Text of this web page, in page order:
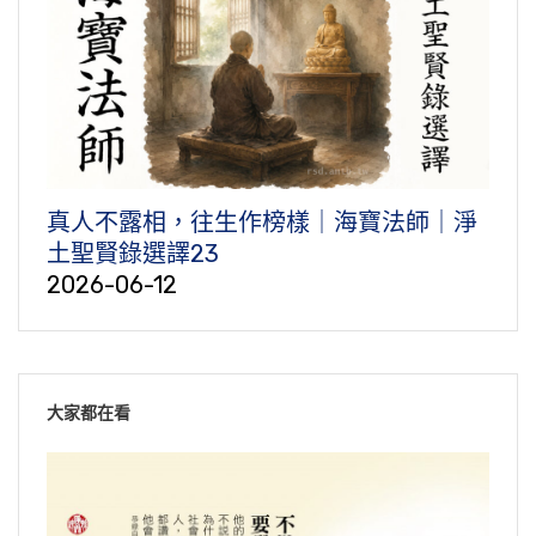
真人不露相，往生作榜樣｜海寶法師｜淨
土聖賢錄選譯23
2026-06-12
大家都在看